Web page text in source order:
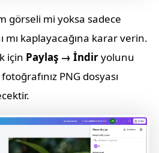
görseli mi yoksa sadece
mı kaplayacağına karar verin.
için Paylaş → İndiryolunu
PNG dosyası